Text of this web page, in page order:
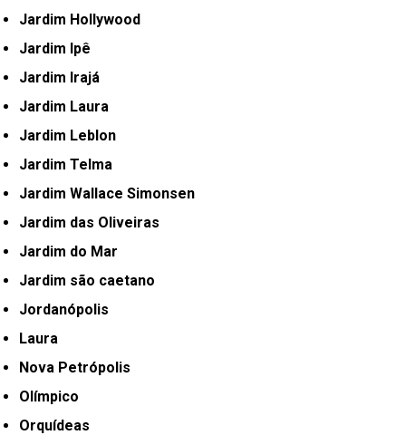
Jardim Hollywood
Jardim Ipê
Jardim Irajá
Jardim Laura
Jardim Leblon
Jardim Telma
Jardim Wallace Simonsen
Jardim das Oliveiras
Jardim do Mar
Jardim são caetano
Jordanópolis
Laura
Nova Petrópolis
Olímpico
Orquídeas